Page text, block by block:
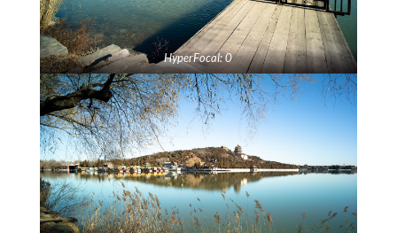
HyperFocal: 0